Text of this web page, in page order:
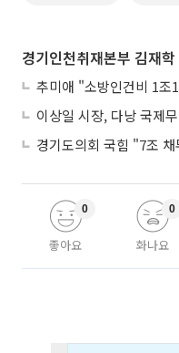
경기인천취재본부 김재
좋아요
0
화나요
0